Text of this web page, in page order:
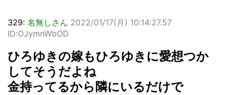
329: 名無しさん 2022/01/17(月) 10:14:27.57
ID:OJymnWbOD
ひろゆきの嫁もひろゆきに愛想つか
してそうだよね
金持ってるから隣にいるだけで